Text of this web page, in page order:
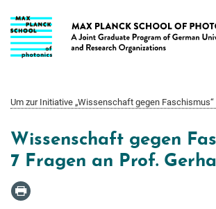
Wissenschaft gegen
7 Fragen an Prof.